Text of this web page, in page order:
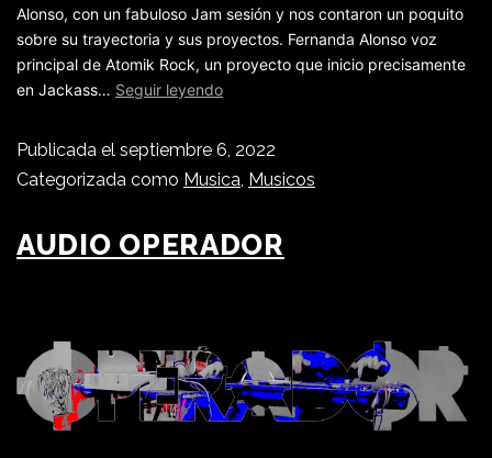
Alonso, con un fabuloso Jam sesión y nos contaron un poquito
sobre su trayectoria y sus proyectos. Fernanda Alonso voz
principal de Atomik Rock, un proyecto que inicio precisamente
en Jackass… Seguir leyendo
Publicada el septiembre 6, 2022
Categorizada como Musica, Musicos
AUDIO OPERADOR